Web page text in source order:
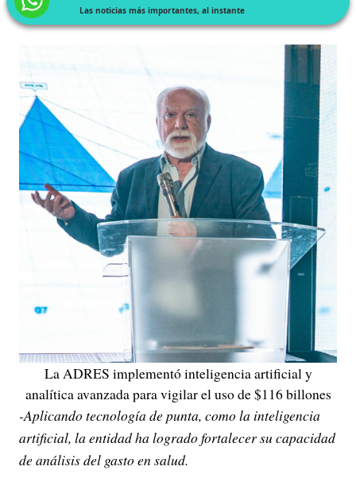
Las noticias más importantes, al instante
La ADRES implementó inteligencia artificial y
analítica avanzada para vigilar el uso de $116 billones
-Aplicando tecnología de punta, como la inteligencia
artificial, la entidad ha logrado fortalecer su capacidad
de análisis del gasto en salud.